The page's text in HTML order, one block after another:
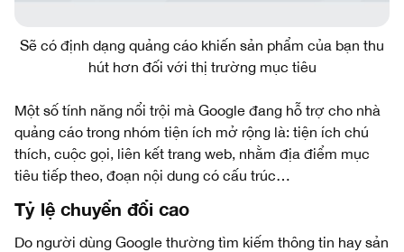
Sẽ có định dạng quảng cáo khiến sản phẩm của bạn thu
hút hơn đối với thị trường mục tiêu
Một số tính năng nổi trội mà Google đang hỗ trợ cho nhà
quảng cáo trong nhóm tiện ích mở rộng là: tiện ích chú
thích, cuộc gọi, liên kết trang web, nhằm địa điểm mục
tiêu tiếp theo, đoạn nội dung có cấu trúc…
Tỷ lệ chuyển đổi cao
Do người dùng Google thường tìm kiếm thông tin hay sản